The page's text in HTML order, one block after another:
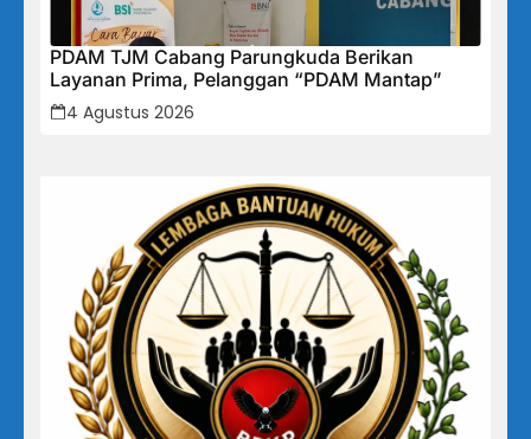
PDAM TJM Cabang Parungkuda Berikan
Layanan Prima, Pelanggan “PDAM Mantap”
4 Agustus 2026